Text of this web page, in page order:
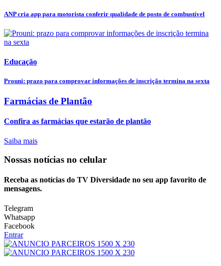
ANP cria app para motorista conferir qualidade de posto de combustível
Educação
Prouni: prazo para comprovar informações de inscrição termina na sexta
Farmácias de Plantão
Confira as farmácias que estarão de plantão
Saiba mais
Nossas notícias no celular
Receba as notícias do TV Diversidade no seu app favorito de
mensagens.
Telegram
Whatsapp
Facebook
Entrar